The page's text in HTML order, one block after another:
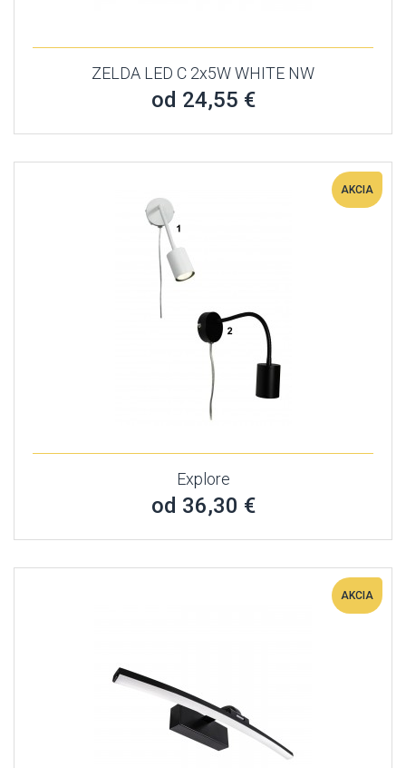
ZELDA LED C 2x5W WHITE NW
od 24,55 €
AKCIA
Explore
od 36,30 €
AKCIA